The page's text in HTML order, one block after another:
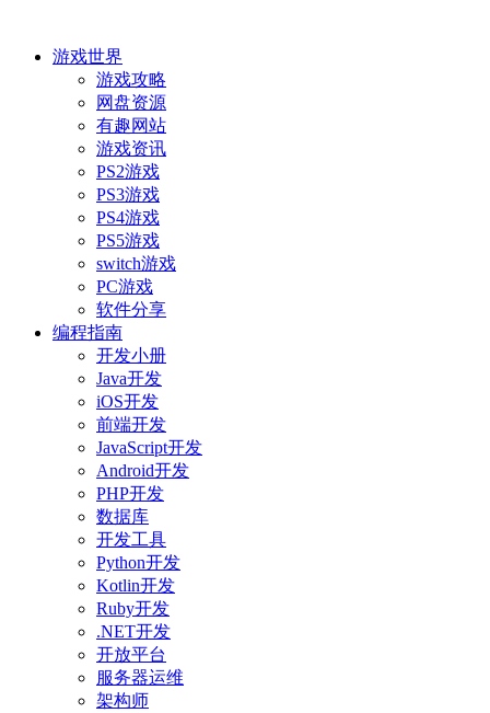
游戏世界
游戏攻略
网盘资源
有趣网站
游戏资讯
PS2游戏
PS3游戏
PS4游戏
PS5游戏
switch游戏
PC游戏
软件分享
编程指南
开发小册
Java开发
iOS开发
前端开发
JavaScript开发
Android开发
PHP开发
数据库
开发工具
Python开发
Kotlin开发
Ruby开发
.NET开发
开放平台
服务器运维
架构师